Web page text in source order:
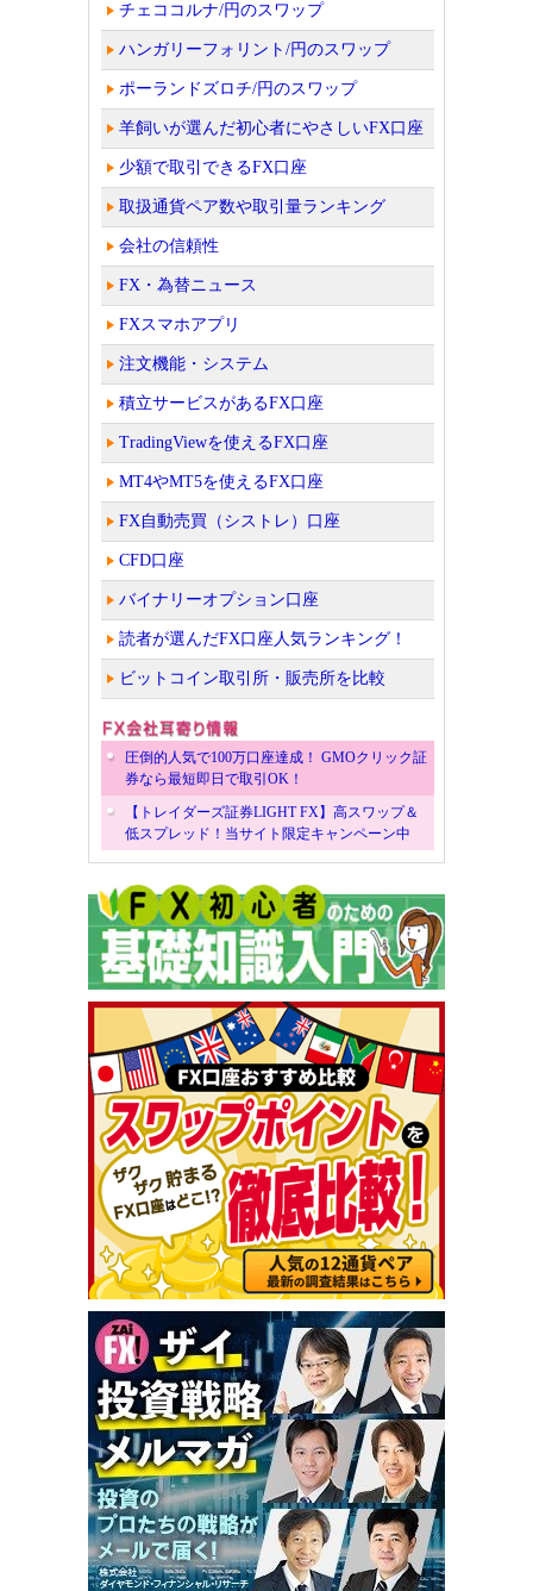
チェココルナ/円のスワップ
ハンガリーフォリント/円のスワップ
ポーランドズロチ/円のスワップ
羊飼いが選んだ初心者にやさしいFX口座
少額で取引できるFX口座
取扱通貨ペア数や取引量ランキング
会社の信頼性
FX・為替ニュース
FXスマホアプリ
注文機能・システム
積立サービスがあるFX口座
TradingViewを使えるFX口座
MT4やMT5を使えるFX口座
FX自動売買（シストレ）口座
CFD口座
バイナリーオプション口座
読者が選んだFX口座人気ランキング！
ビットコイン取引所・販売所を比較
圧倒的人気で100万口座達成！ GMOクリック証
券なら最短即日で取引OK！
【トレイダーズ証券LIGHT FX】高スワップ＆
低スプレッド！当サイト限定キャンペーン中